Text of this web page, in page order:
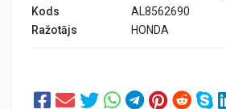
Kods
AL8562690
Ražotājs
HONDA